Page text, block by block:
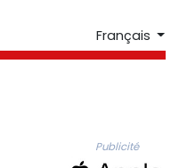
Français
Publicité